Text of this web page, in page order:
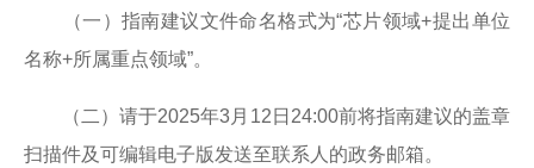
（一）指南建议文件命名格式为“芯片领域+提出单位
名称+所属重点领域”。
（二）请于2025年3月12日24:00前将指南建议的盖章
扫描件及可编辑电子版发送至联系人的政务邮箱。